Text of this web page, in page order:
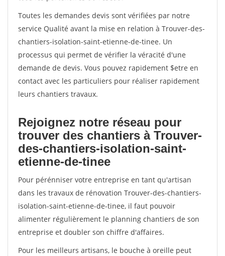
Toutes les demandes devis sont vérifiées par notre
service Qualité avant la mise en relation à Trouver-des-
chantiers-isolation-saint-etienne-de-tinee. Un
processus qui permet de vérifier la véracité d'une
demande de devis. Vous pouvez rapidement $etre en
contact avec les particuliers pour réaliser rapidement
leurs chantiers travaux.
Rejoignez notre réseau pour
trouver des chantiers à Trouver-
des-chantiers-isolation-saint-
etienne-de-tinee
Pour pérénniser votre entreprise en tant qu'artisan
dans les travaux de rénovation Trouver-des-chantiers-
isolation-saint-etienne-de-tinee, il faut pouvoir
alimenter régulièrement le planning chantiers de son
entreprise et doubler son chiffre d'affaires.
Pour les meilleurs artisans, le bouche à oreille peut